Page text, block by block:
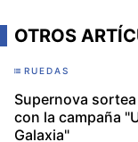
OTROS
RUEDAS
Supernova
con la campaña
Galaxia"